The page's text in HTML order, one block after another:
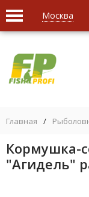
Москва
Главная /
Кормушка-
"Агидель"